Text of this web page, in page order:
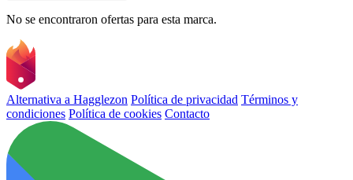
No se encontraron ofertas para esta marca.
Alternativa a Hagglezon Política de privacidad Términos y
condiciones Política de cookies Contacto